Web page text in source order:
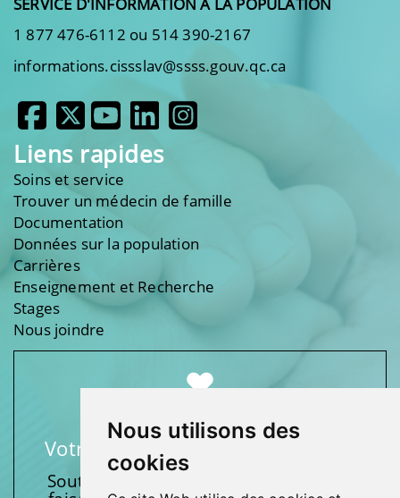
Nous utilisons des
cookies
1 877 476-6112 ou 514 390-2167
informations.cissslav@ssss.gouv.qc.ca
Liens rapides
Soins et service
Trouver un médecin de famille
Documentation
Données sur la population
Carrières
Enseignement et Recherche
Stages
Nous joindre
Votre soutien fait une différence
Soutenez l’une de nos fondations en